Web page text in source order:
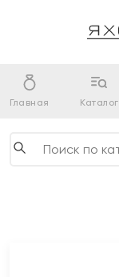
Главная Каталог